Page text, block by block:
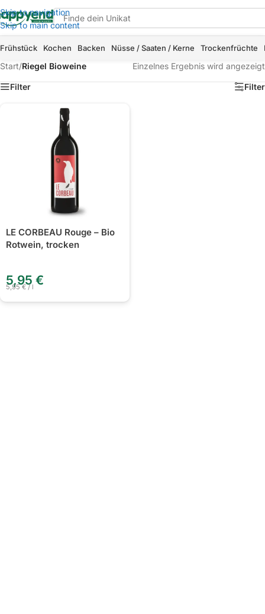
Skip to navigation
Skip to main content
Frühstück Kochen Backen Nüsse / Saaten / Kerne Trockenfrüchte
Start/Riegel Bioweine Einzelnes Ergebnis wird angezeigt
Filter Filter
LE CORBEAU Rouge – Bio
Rotwein, trocken
5,95 €
5,95€/ l